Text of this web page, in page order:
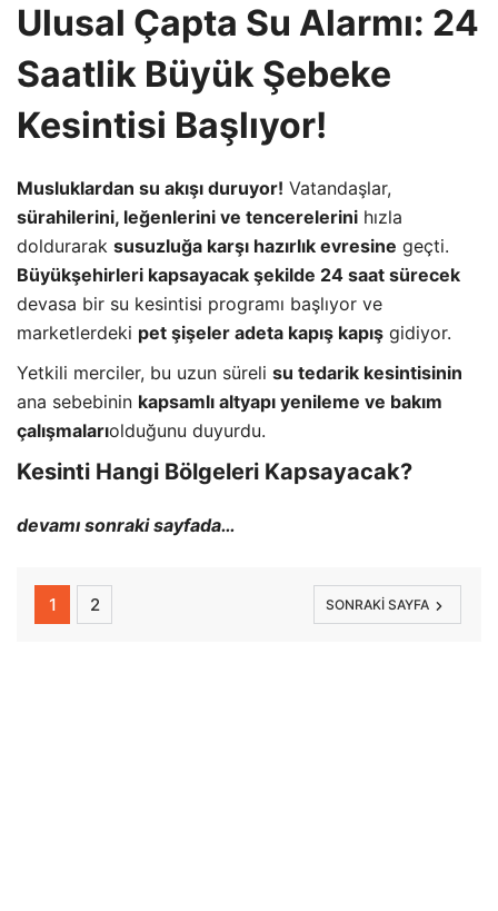
Ulusal Çapta Su Alarmı: 24
Saatlik Büyük Şebeke
Kesintisi Başlıyor!
Musluklardan su akışı duruyor! Vatandaşlar,
sürahilerini, leğenlerini ve tencerelerini hızla
doldurarak susuzluğa karşı hazırlık evresine geçti.
Büyükşehirleri kapsayacak şekilde 24 saat sürecek
devasa bir su kesintisi programı başlıyor ve
marketlerdeki pet şişeler adeta kapış kapış gidiyor.
Yetkili merciler, bu uzun süreli su tedarik kesintisinin
ana sebebinin kapsamlı altyapı yenileme ve bakım
çalışmalarıolduğunu duyurdu.
Kesinti Hangi Bölgeleri Kapsayacak?
devamı sonraki sayfada…
1 2 SONRAKI SAYFA